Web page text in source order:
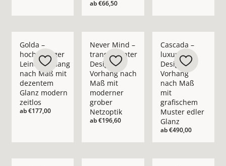
ab€66,50
Golda –
hochwertiger
Leinenvorhang
nach Maß mit
dezentem
Glanz modern
zeitlos
ab€177,00
Never Mind –
transparenter
Design-
Vorhang nach
Maß mit
moderner
grober
Netzoptik
ab€196,60
Cascada –
luxuriöser
Design-
Vorhang
nach Maß
mit
grafischem
Muster edler
Glanz
ab€490,00